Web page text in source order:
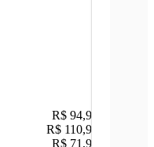
R$ 94,90
R$ 110,90
R$ 71,90